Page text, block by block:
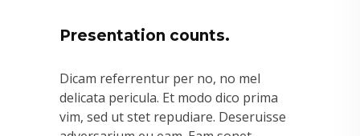
Presentation counts.
Dicam referrentur per no, no mel
delicata pericula. Et modo dico prima
vim, sed ut stet repudiare. Deseruisse